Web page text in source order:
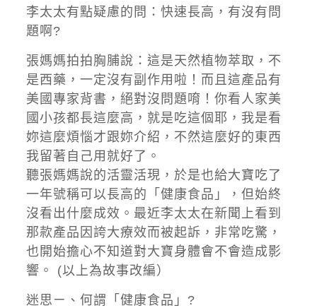
李太太有點疑慮的問：快速長高，有沒有問
題啊?
張媽媽拍拍胸脯說：這是天然植物萃取，不
是西藥，一定沒有副作用啦！而且這產品有
美國專家背書，絕對沒問題唷！你看人家美
國小孩都長這麼高，就是吃這個耶，我是看
妳這麼煩惱才跟妳介紹，不然這麼好的東西
我留著自己用就好了。
聽張媽媽說的活靈活現，於是也給大寶吃了
一年號稱可以長高的「健康食品」，但始終
沒看出什麼成效。最近李太太在新聞上看到
那款產品因誇大療效而被起訴，非常吃驚，
也開始擔心不知道對大寶身體會不會造成影
響。 (以上為故事改編）
迷思ㄧ、何謂「健康食品」?